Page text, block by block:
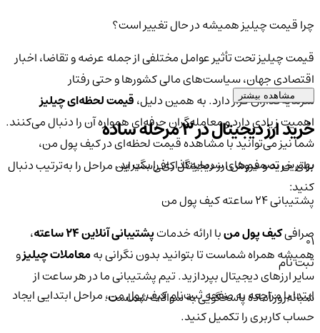
چرا قیمت چیلیز همیشه در حال تغییر است؟
قیمت چیلیز تحت تأثیر عوامل مختلفی از جمله عرضه و تقاضا، اخبار
اقتصادی جهان، سیاست‌های مالی کشورها و حتی رفتار
سرمایه‌گذاران قرار دارد. به همین دلیل،قیمت لحظه‌ای چیلیز
اهمیت زیادی دارد و معامله‌گران حرفه‌ای همواره آن را دنبال می‌کنند.
شما نیز می‌توانید با مشاهده قیمت لحظه‌ای در کیف پول من،
بهترین تصمیم‌های سرمایه‌گذاری را بگیرید.
پشتیبانی ۲۴ ساعته کیف پول من
صرافیکیف پول منبا ارائه خدماتپشتیبانی آنلاین ۲۴ ساعته
،
همیشه همراه شماست تا بتوانید بدون نگرانی بهمعاملات چیلیزو
سایر ارزهای دیجیتال بپردازید. تیم پشتیبانی ما در هر ساعت از
شبانه‌روز آماده پاسخگویی به سوالات شماست.
مشاهده بیشتر
خرید ارز دیجیتال در 3 مرحله ساده
برای خرید و فروش ارز دیجیتال کافی‌ست این مراحل را به‌ترتیب دنبال
کنید:
01
ثبت نام
ابتدا با مراجعه به صفحه ثبت‌نام کیف‌ پول من، مراحل ابتدایی ایجاد
حساب کاربری را تکمیل کنید.